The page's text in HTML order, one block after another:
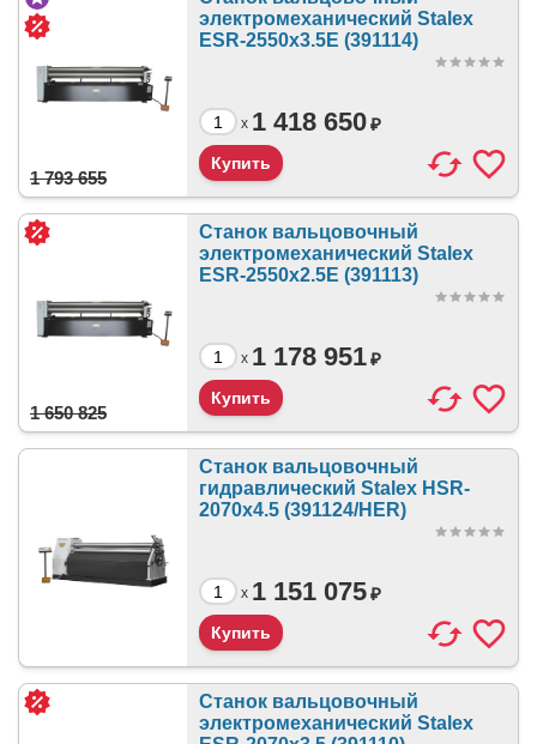
электромеханический Stalex
ESR-2550х3.5E (391114)
x
1 793 655
1 418 650₽
Станок вальцовочный
электромеханический Stalex
ESR-2550х2.5E (391113)
x
1 650 825
1 178 951₽
Станок вальцовочный
гидравлический Stalex HSR-
2070x4.5 (391124/HER)
x 1 151 075₽
Станок вальцовочный
электромеханический Stalex